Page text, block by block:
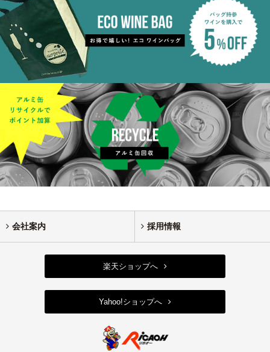
会社案内 採用情報
楽天ショップへ
Yahoo!ショップへ